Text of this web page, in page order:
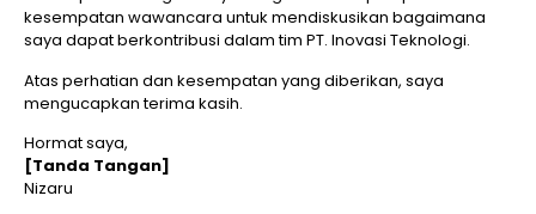
kesempatan wawancara untuk mendiskusikan bagaimana
saya dapat berkontribusi dalam tim PT. Inovasi Teknologi.
Atas perhatian dan kesempatan yang diberikan, saya
mengucapkan terima kasih.
Hormat saya,
[Tanda Tangan]
Nizaru